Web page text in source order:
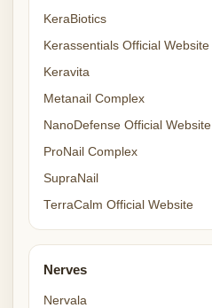
KeraBiotics
Kerassentials Official Website
Keravita
Metanail Complex
NanoDefense Official Website
ProNail Complex
SupraNail
TerraCalm Official Website
Nerves
Nervala